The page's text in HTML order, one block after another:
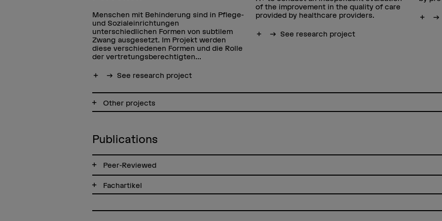
Menschen mit Behinderung sind in Pflege-
und Sozialeinrichtungen
unterschiedlichen Formen von subtilem
Zwang ausgesetzt. Im Projekt werden
diese verschiedenen Formen und die Rolle
der vertretungsberechtigten...
Show moreSee research project
of the improvement in the quality of care
provided by healthcare providers.
Show moreSee research project
Other projects
Publications
Peer-Reviewed
Fachartikel